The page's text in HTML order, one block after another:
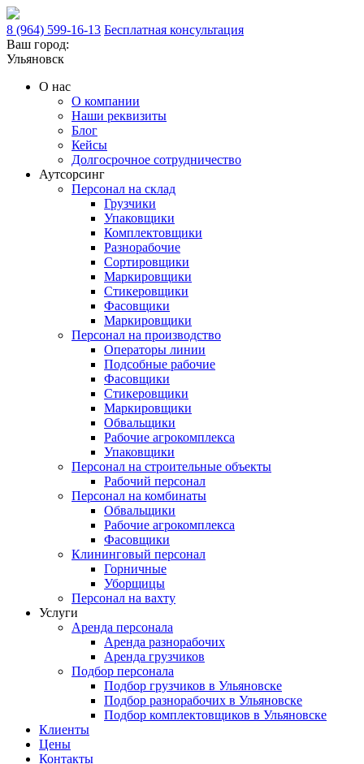
8 (964) 599-16-13 Бесплатная консультация
Ваш город:
Ульяновск
О нас
О компании
Наши реквизиты
Блог
Кейсы
Долгосрочное сотрудничество
Аутсорсинг
Персонал на склад
Грузчики
Упаковщики
Комплектовщики
Разнорабочие
Сортировщики
Маркировщики
Стикеровщики
Фасовщики
Маркировщики
Персонал на производство
Операторы линии
Подсобные рабочие
Фасовщики
Стикеровщики
Маркировщики
Обвальщики
Рабочие агрокомплекса
Упаковщики
Персонал на строительные объекты
Рабочий персонал
Персонал на комбинаты
Обвальщики
Рабочие агрокомплекса
Фасовщики
Клининговый персонал
Горничные
Уборщицы
Персонал на вахту
Услуги
Аренда персонала
Аренда разнорабочих
Аренда грузчиков
Подбор персонала
Подбор грузчиков в Ульяновске
Подбор разнорабочих в Ульяновске
Подбор комплектовщиков в Ульяновске
Клиенты
Цены
Контакты